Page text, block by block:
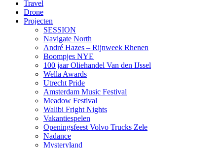
Travel
Drone
Projecten
SESSION
Navigate North
André Hazes – Rijnweek Rhenen
Boompjes NYE
100 jaar Oliehandel Van den IJssel
Wella Awards
Utrecht Pride
Amsterdam Music Festival
Meadow Festival
Walibi Fright Nights
Vakantiespelen
Openingsfeest Volvo Trucks Zele
Nadance
Mysteryland